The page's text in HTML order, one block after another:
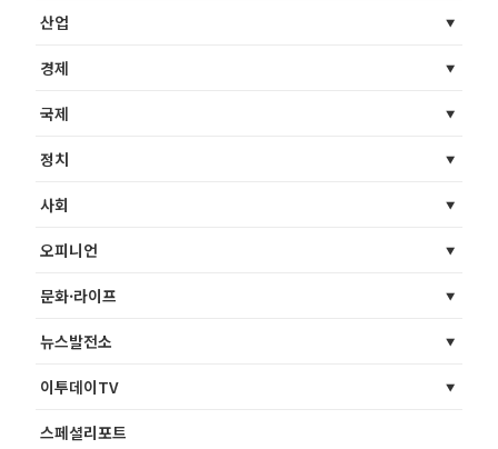
산업
경제
국제
정치
사회
오피니언
문화·라이프
뉴스발전소
이투데이TV
스페셜리포트